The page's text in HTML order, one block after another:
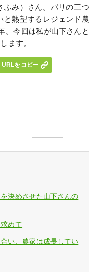
ふみ）さん。パリの三つ
と熱望するレジェンド農
。今回は私が山下さんと
ます。
URLをコピー
決めさせた山下さんの
めて
い、農家は成長してい